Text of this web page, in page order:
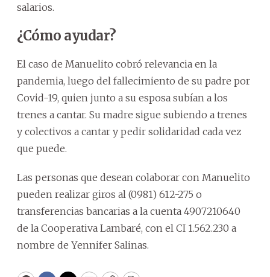
salarios.
¿Cómo ayudar?
El caso de Manuelito cobró relevancia en la
pandemia, luego del fallecimiento de su padre por
Covid-19, quien junto a su esposa subían a los
trenes a cantar. Su madre sigue subiendo a trenes
y colectivos a cantar y pedir solidaridad cada vez
que puede.
Las personas que desean colaborar con Manuelito
pueden realizar giros al (0981) 612-275 o
transferencias bancarias a la cuenta 4907210640
de la Cooperativa Lambaré, con el CI 1.562.230 a
nombre de Yennifer Salinas.